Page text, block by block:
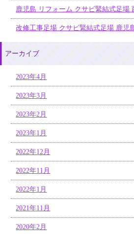
鹿児島 リフォーム クサビ緊結式足場
改修工事足場 クサビ緊結式足場 鹿児
アーカイブ
2023年4月
2023年3月
2023年2月
2023年1月
2022年12月
2022年11月
2022年1月
2021年11月
2020年2月